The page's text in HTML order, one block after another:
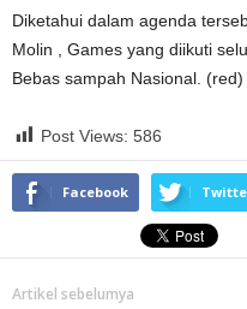
Diketahui dalam agenda
Molin , Games yang diikuti
Bebas sampah Nasional. (red)
Post Views: 586
Facebook
Artikel sebelumya